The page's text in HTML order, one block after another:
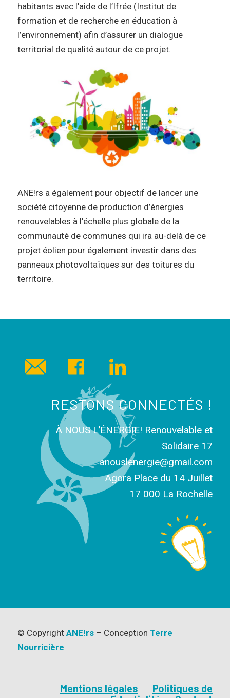
habitants avec l’aide de l’Ifrée (Institut de
formation et de recherche en éducation à
l’environnement) afin d’assurer un dialogue
territorial de qualité autour de ce projet.
ANE!rs a également pour objectif de lancer une
société citoyenne de production d’énergies
renouvelables à l’échelle plus globale de la
communauté de communes qui ira au-delà de ce
projet éolien pour également investir dans des
panneaux photovoltaïques sur des toitures du
territoire.
RESTONS CONNECTÉS !
À NOUS L’ÉNERGIE! Renouvelable et
Solidaire 17
anouslenergie@gmail.com
Agora Place du 14 Juillet
17 000 La Rochelle
© Copyright ANE!rs – Conception Terre
Nourricière
Mentions légales
Politiques de